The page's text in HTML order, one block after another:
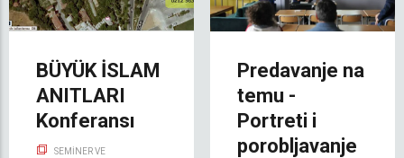
BÜYÜK İSLAM
ANITLARI
Konferansı
SEMINER VE
Predavanje na
temu -
Portreti i
porobljavanje